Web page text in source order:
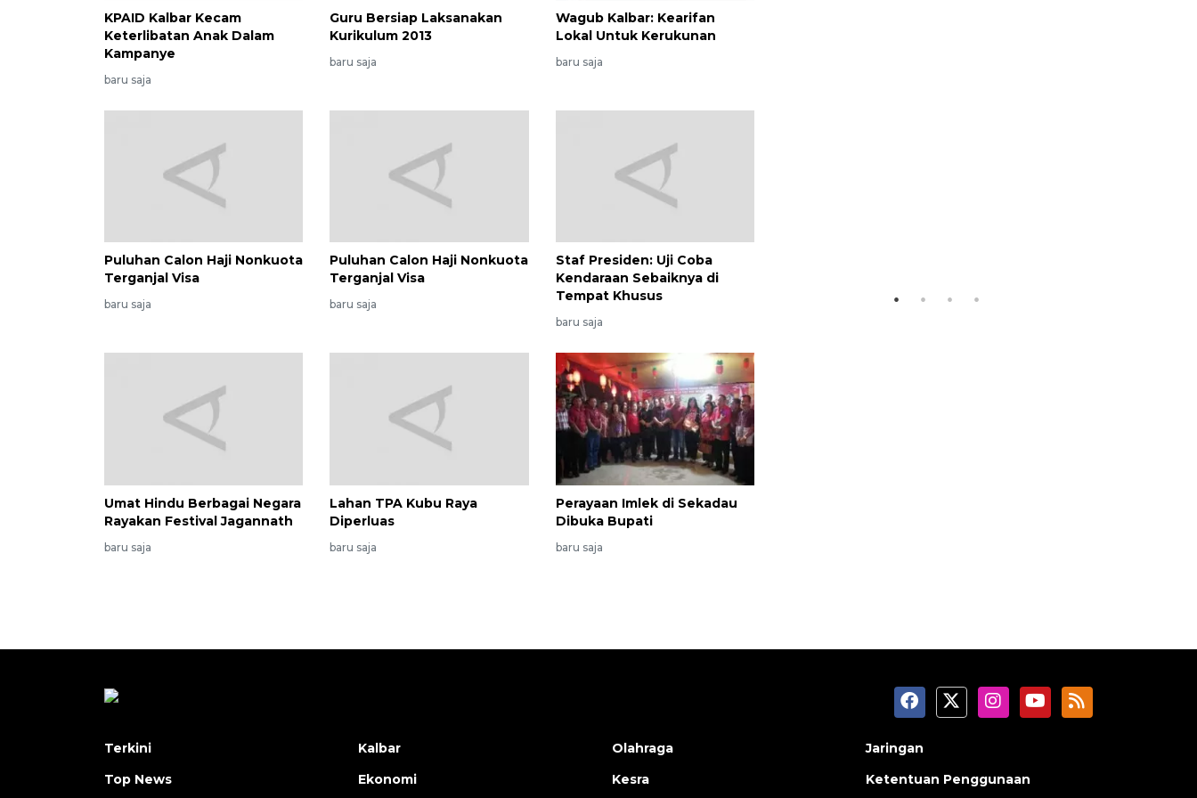
KPAID Kalbar Kecam
Keterlibatan Anak Dalam
Kampanye
baru saja
Guru Bersiap Laksanakan
Kurikulum 2013
baru saja
Wagub Kalbar: Kearifan
Lokal Untuk Kerukunan
baru saja
Puluhan Calon Haji Nonkuota
Terganjal Visa
baru saja
Puluhan Calon Haji Nonkuota
Terganjal Visa
baru saja
Staf Presiden: Uji Coba
Kendaraan Sebaiknya di
Tempat Khusus
baru saja
Umat Hindu Berbagai Negara
Rayakan Festival Jagannath
baru saja
Lahan TPA Kubu Raya
Diperluas
baru saja
Perayaan Imlek di Sekadau
Dibuka Bupati
baru saja
segar bagi ekonomi
2026-08-05 09:00:00
Terkini
Top News
Kalbar
Ekonomi
Olahraga
Kesra
Jaringan
Ketentuan Penggunaan